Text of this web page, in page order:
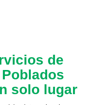
de
solo lugar